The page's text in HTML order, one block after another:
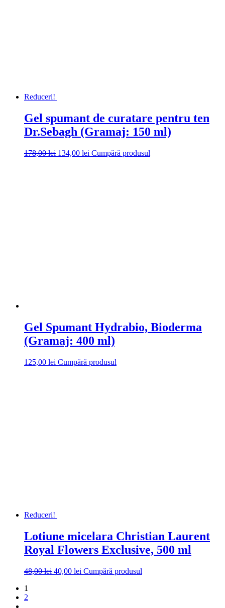
Reduceri!
Gel spumant de curatare pentru ten
Dr.Sebagh (Gramaj: 150 ml)
178,00lei Prețul
134,00 lei Prețul
Cumpără produsul
Gel Spumant Hydrabio, Bioderma
(Gramaj: 400 ml)
125,00 lei Cumpără produsul
Reduceri!
Lotiune micelara Christian Laurent
Royal Flowers Exclusive, 500 ml
48,00lei Prețul
40,00 lei Prețul
Cumpără produsul
1
2